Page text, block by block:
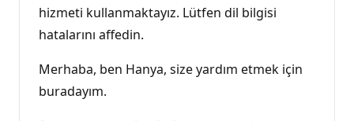
hizmeti kullanmaktayız. Lütfen dil bilgisi
hatalarını affedin.
Merhaba, ben Hanya, size yardım etmek için
buradayım.